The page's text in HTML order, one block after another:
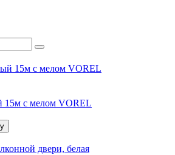
15м с мелом VOREL